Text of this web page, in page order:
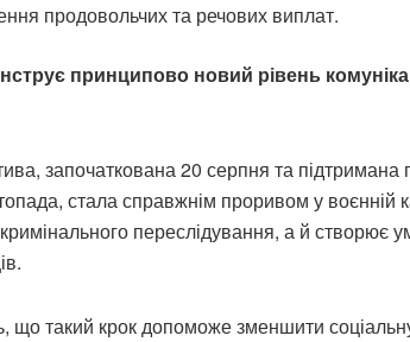
продовольчих та речових виплат.
принципово новий рівень
започаткована 20 серпня та
стала справжнім проривом у воєнній
переслідування, а й створює
що такий крок допоможе зменшити